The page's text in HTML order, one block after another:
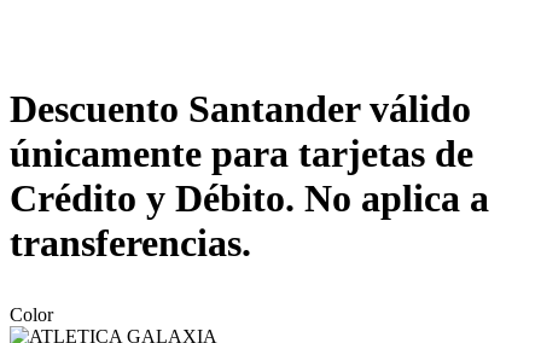
Descuento Santander válido
únicamente para tarjetas de
Crédito y Débito. No aplica a
transferencias.
Color